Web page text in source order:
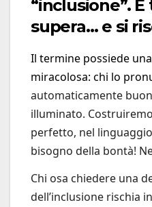
“inclusione”.
supera… e si
Il termine possiede
miracolosa: chi lo
automaticamente
illuminato.
perfetto, nel
bisogno della bontà!
Chi osa chiedere una
dell’inclusione rischia